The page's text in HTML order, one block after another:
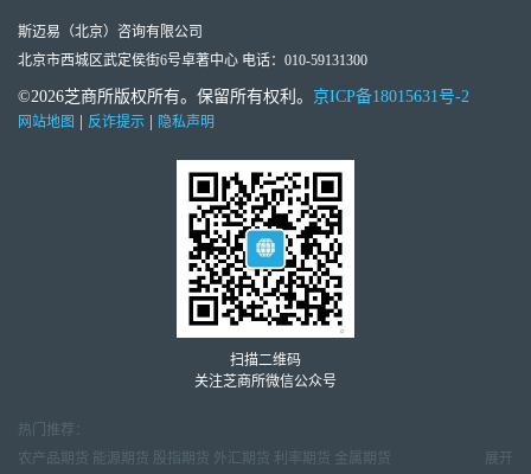
斯迈易（北京）咨询有限公司
北京市西城区武定侯街6号卓著中心 电话：010-59131300
©2026芝商所版权所有。保留所有权利。 京ICP备18015631号-2
网站地图 反诈提示 隐私声明
扫描二维码
关注芝商所微信公众号
热门推荐：
农产品期货 能源期货 股指期货 外汇期货 利率期货 金属期货 展开